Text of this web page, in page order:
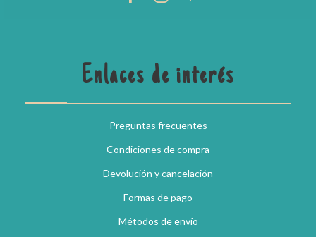
Enlaces de interés
Preguntas frecuentes
Condiciones de compra
Devolución y cancelación
Formas de pago
Métodos de envío